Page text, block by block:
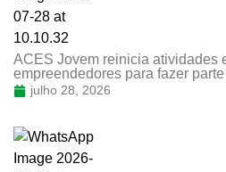
ACES Jovem reinicia atividades
empreendedores para fazer
julho 28, 2026